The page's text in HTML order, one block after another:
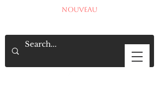
NOUVEAU